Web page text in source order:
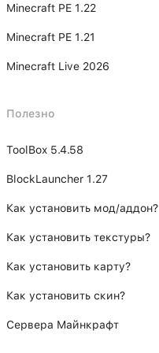
Minecraft PE 1.22
Minecraft PE 1.21
Minecraft Live 2026
Полезно
ToolBox 5.4.58
BlockLauncher 1.27
Как установить мод/аддон?
Как установить текстуры?
Как установить карту?
Как установить скин?
Сервера Майнкрафт